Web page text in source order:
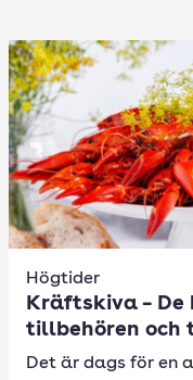
Högtider
Kräftskiva – De
tillbehören och
Det är dags för en